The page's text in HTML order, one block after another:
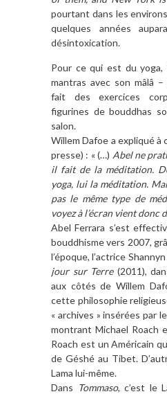
pourtant dans les
quelques années
désintoxication.
Pour ce qui est du yoga,
mantras avec son mâlâ
fait des exercices
figurines de bouddhas
salon.
Willem Dafoe a expliqué à
presse) : « (…) Abel ne
il fait de la méditation.
yoga, lui la méditation.
pas le même type de
voyez à l’écran vient donc
Abel Ferrara s’est
bouddhisme vers 2007,
l’époque, l’actrice
jour sur Terre(2011),
aux côtés de Willem
cette philosophie
« archives » insérées par
montrant Michael Roach
Roach est un Américain
de Géshé au Tibet.
Lama lui-même.
Dans Tommaso, c’est le